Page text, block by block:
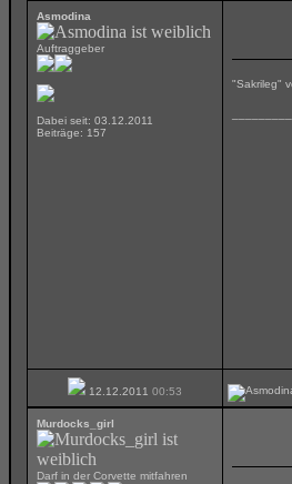
Asmodina
Auftraggeber
Dabei seit: 03.12.2011
Beiträge: 157
"Sakrileg"
12.12.2011 00:53
Murdocks_girl
Darf in der Corvette mitfahren